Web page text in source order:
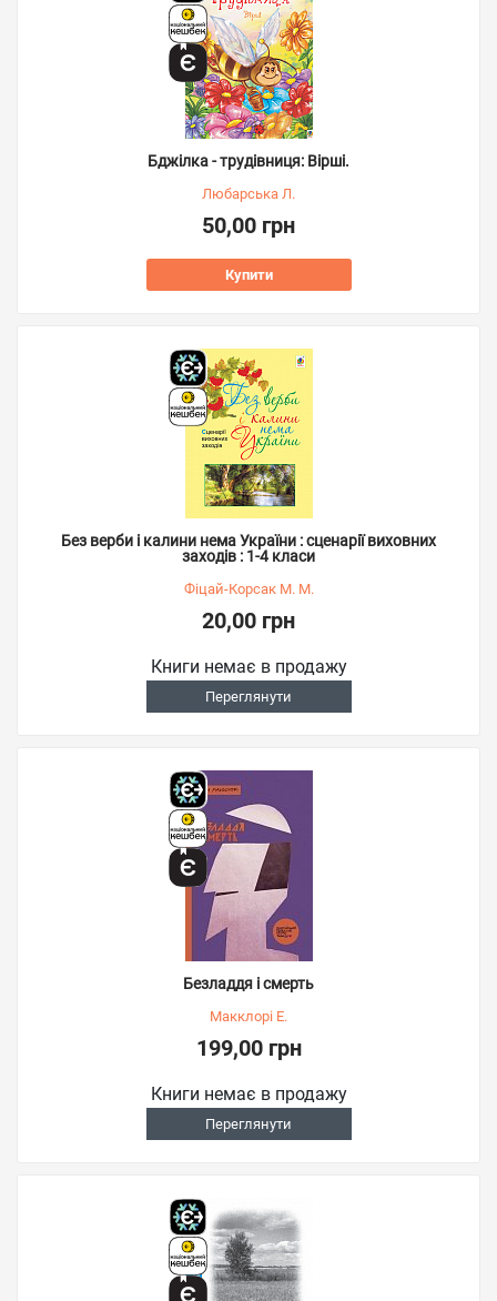
Бджілка - трудівниця: Вірші.
Любарська Л.
50,00 грн
Купити
Без верби і калини нема України : сценарії виховних
заходів : 1-4 класи
Фіцай-Корсак М. М.
20,00 грн
Книги немає в продажу
Переглянути
Безладдя і смерть
Макклорі Е.
199,00 грн
Книги немає в продажу
Переглянути